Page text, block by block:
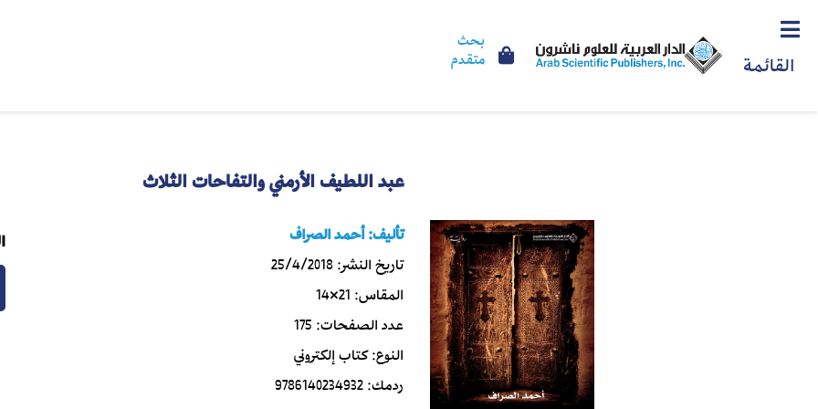
القائمة
بحث
متقدم
عبد اللطيف الأرمني والتفاحات الثلاث
تأليف:أحمد الصراف
تاريخ النشر:25/4/2018
المقاس:21×14
عدد الصفحات:175
النوع:كتاب إلكتروني
ردمك:9786140234932